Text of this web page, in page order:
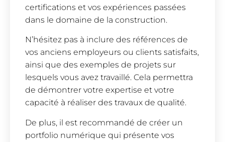
certifications et vos expériences passées
dans le domaine de la construction.
N’hésitez pas à inclure des références de
vos anciens employeurs ou clients satisfaits,
ainsi que des exemples de projets sur
lesquels vous avez travaillé. Cela permettra
de démontrer votre expertise et votre
capacité à réaliser des travaux de qualité.
De plus, il est recommandé de créer un
portfolio numérique qui présente vos